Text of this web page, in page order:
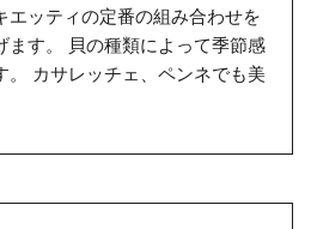
エッティの定番の組み合わせを
ます。 貝の種類によって季節感
。 カサレッチェ、ペンネでも美